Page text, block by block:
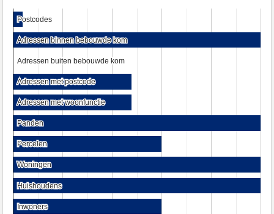
Postcodes
Postcodes
Adressen binnen bebouwde kom
Adressen binnen bebouwde kom
Adressen buiten bebouwde kom
Adressen buiten bebouwde kom
Adressen met postcode
Adressen met postcode
Adressen met woonfunctie
Adressen met woonfunctie
Panden
Panden
Percelen
Percelen
Woningen
Woningen
Huishoudens
Huishoudens
Inwoners
Inwoners